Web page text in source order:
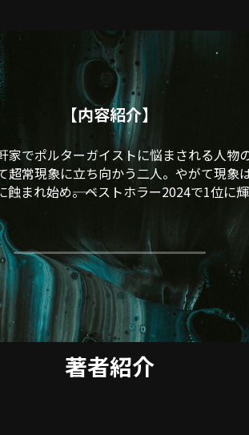
【内容紹介】
でポルターガイストに悩まされる人物
超常現象に立ち向かう二人。やがて現
まれ始め――。ベストホラー2024で1位
著者紹介